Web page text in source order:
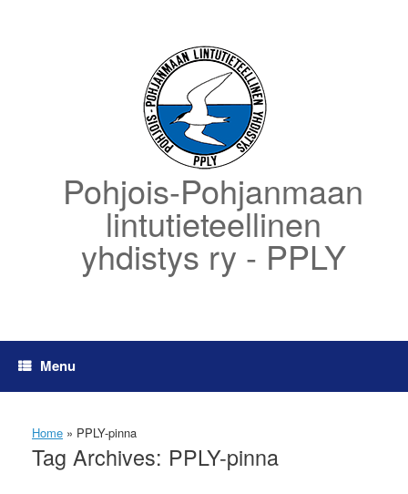
Pohjois-Pohjanmaan
lintutieteellinen
yhdistys ry - PPLY
Menu
Home » PPLY-pinna
Tag Archives: PPLY-pinna